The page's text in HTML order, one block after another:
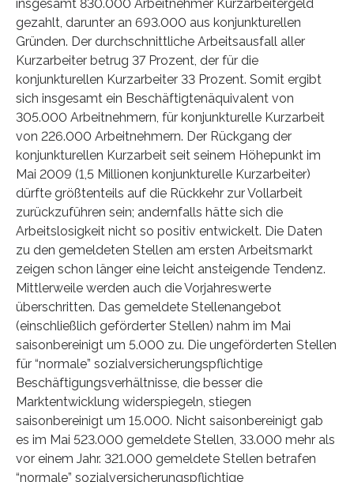
insgesamt 830.000 Arbeitnehmer Kurzarbeitergeld
gezahlt, darunter an 693.000 aus konjunkturellen
Gründen. Der durchschnittliche Arbeitsausfall aller
Kurzarbeiter betrug 37 Prozent, der für die
konjunkturellen Kurzarbeiter 33 Prozent. Somit ergibt
sich insgesamt ein Beschäftigtenäquivalent von
305.000 Arbeitnehmern, für konjunkturelle Kurzarbeit
von 226.000 Arbeitnehmern. Der Rückgang der
konjunkturellen Kurzarbeit seit seinem Höhepunkt im
Mai 2009 (1,5 Millionen konjunkturelle Kurzarbeiter)
dürfte größtenteils auf die Rückkehr zur Vollarbeit
zurückzuführen sein; andernfalls hätte sich die
Arbeitslosigkeit nicht so positiv entwickelt. Die Daten
zu den gemeldeten Stellen am ersten Arbeitsmarkt
zeigen schon länger eine leicht ansteigende Tendenz.
Mittlerweile werden auch die Vorjahreswerte
überschritten. Das gemeldete Stellenangebot
(einschließlich geförderter Stellen) nahm im Mai
saisonbereinigt um 5.000 zu. Die ungeförderten Stellen
für “normale” sozialversicherungspflichtige
Beschäftigungsverhältnisse, die besser die
Marktentwicklung widerspiegeln, stiegen
saisonbereinigt um 15.000. Nicht saisonbereinigt gab
es im Mai 523.000 gemeldete Stellen, 33.000 mehr als
vor einem Jahr. 321.000 gemeldete Stellen betrafen
“normale” sozialversicherungspflichtige